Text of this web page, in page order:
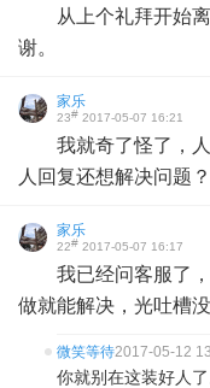
从上个礼拜开始
谢。
家乐
23# 2017-05-07 16:21
我就奇了怪了，
人回复还想解决问题？
家乐
22# 2017-05-07 16:17
我已经问客服了
做就能解决，光吐槽
微笑等待2017-05-12
你就别在这装好人